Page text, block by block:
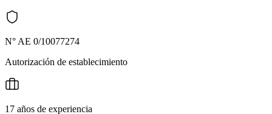
N° AE 0/10077274
Autorización de establecimiento
17 años de experiencia